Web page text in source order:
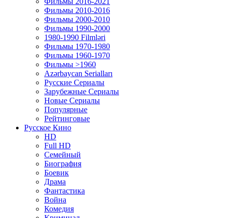
Фильмы 2010-2016
Фильмы 2000-2010
Фильмы 1990-2000
1980-1990 Filmləri
Фильмы 1970-1980
Фильмы 1960-1970
Фильмы >1960
Azərbaycan Serialları
Русские Сериалы
Зарубежные Сериалы
Новые Сериалы
Популярные
Рейтинговые
Русское Кино
HD
Full HD
Семейный
Биография
Боевик
Драма
Фантастика
Война
Комедия